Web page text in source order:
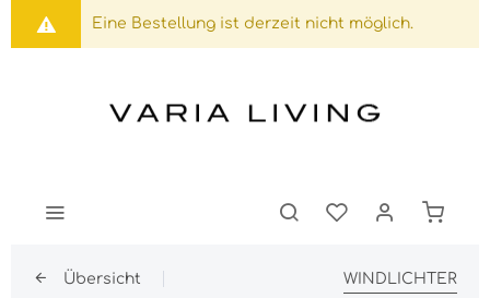
Eine Bestellung ist derzeit nicht möglich.
Übersicht WINDLICHTER